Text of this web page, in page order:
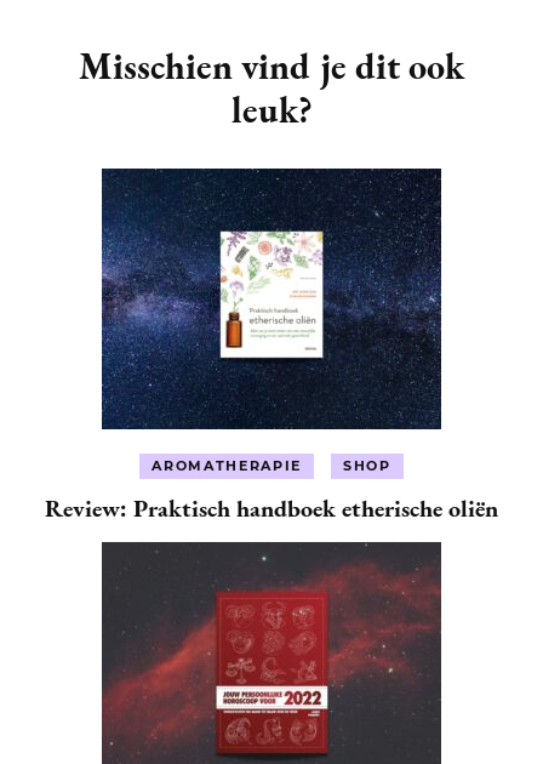
Navigation
Misschien vind je dit ook
leuk?
AROMATHERAPIE SHOP
Review: Praktisch handboek etherische oliën